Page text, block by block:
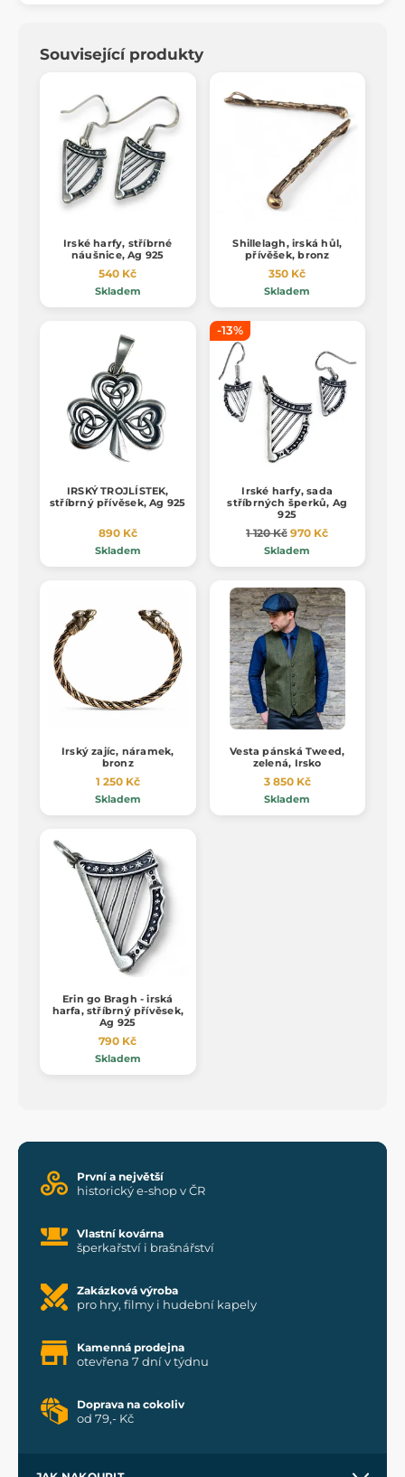
Související produkty
Irské harfy, stříbrné
náušnice, Ag 925
540 Kč
Skladem
Shillelagh, irská hůl,
přívěšek, bronz
350 Kč
Skladem
IRSKÝ TROJLÍSTEK,
stříbrný přívěsek, Ag 925
890 Kč
Skladem
-13%
Irské harfy, sada
stříbrných šperků, Ag
925
1 120 Kč 970 Kč
Skladem
Irský zajíc, náramek,
bronz
1 250 Kč
Skladem
Vesta pánská Tweed,
zelená, Irsko
3 850 Kč
Skladem
Erin go Bragh - irská
harfa, stříbrný přívěsek,
Ag 925
790 Kč
Skladem
První a největší
historický e-shop v ČR
Vlastní kovárna
šperkařství i brašnářství
Zakázková výroba
pro hry, filmy i hudební kapely
Kamenná prodejna
otevřena 7 dní v týdnu
Doprava na cokoliv
od 79,- Kč